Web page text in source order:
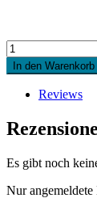
Quantity
In den Warenkorb
Reviews
Es gibt noch
Nur angemeldete